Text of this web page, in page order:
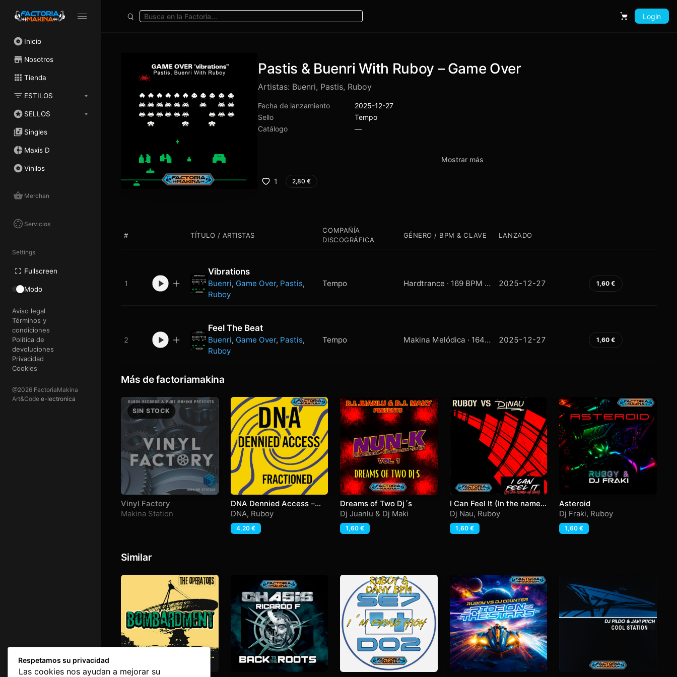
Carrito
Login
Inicio
Nosotros
Tienda
ESTILOS
SELLOS
Singles
Maxis D
Vinilos
Merchan
Servicios
Settings
Fullscreen
Modo
Aviso legal
Términos y
condiciones
Política de
devoluciones
Privacidad
Cookies
@2026 FactoriaMakina
Art&Code e-lectronica
Pastis & Buenri With Ruboy – Game Over
Artistas: Buenri, Pastis, Ruboy
Fecha de lanzamiento
2025-12-27
Sello
Tempo
Catálogo
—
Mostrar más
1 2,80 €
# TÍTULO / ARTISTAS
COMPAÑÍA
DISCOGRÁFICA
GÉNERO / BPM & CLAVE LANZADO
1
Vibrations
Buenri, Game Over, Pastis,
Ruboy
Tempo Hardtrance · 169 BPM · F# / Gb Minor 2025-12-27 1,60 €
2
Feel The Beat
Buenri, Game Over, Pastis,
Ruboy
Tempo Makina Melódica · 164 BPM · A# / Bb Major 2025-12-27 1,60 €
Más de factoriamakina
Vinyl Factory
Makina Station
DNA Dennied Access –
Fractioned
DNA, Ruboy
4,20 €
Dreams of Two Dj´s
Dj Juanlu & Dj Maki
1,60€
I Can Feel It (In the name
of love)
Dj Nau, Ruboy
1,60 €
Asteroid
Dj Fraki, Ruboy
1,60€
Similar
Respetamos su privacidad
Las cookies nos ayudan a mejorar su